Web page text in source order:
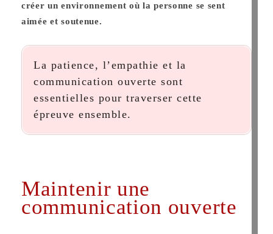
créer un environnement où la personne se sent
aimée et soutenue.
La patience, l’empathie et la
communication ouverte sont
essentielles pour traverser cette
épreuve ensemble.
Maintenir une
communication ouverte